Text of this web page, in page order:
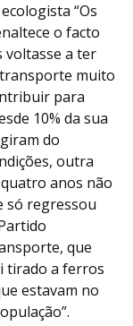
“Os
o facto
voltasse a ter
muito
para
10% da sua
do
outra
anos não
só regressou
que
tirado a ferros
estavam no